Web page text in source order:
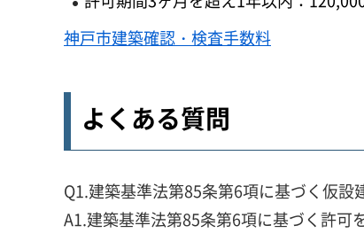
神戸市建築確認・検査手数料
よくある質問
Q1.建築基準法第85条第6項に基づく仮
A1.建築基準法第85条第6項に基づく許可